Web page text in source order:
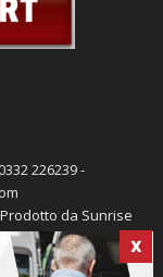
X
226239 -
Prodotto da Sunrise